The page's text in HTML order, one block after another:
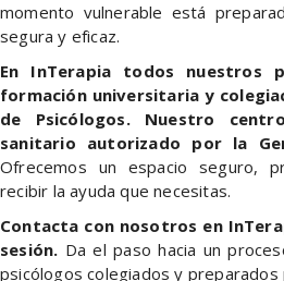
momento vulnerable está
segura y eficaz.
En InTerapia todos nuestros
formación universitaria y
de Psicólogos. Nuestro
sanitario autorizado por la
Ofrecemos un espacio seguro,
recibir la ayuda que necesitas.
Contacta con nosotros en
sesión. Da el paso hacia un
psicólogos colegiados y preparados